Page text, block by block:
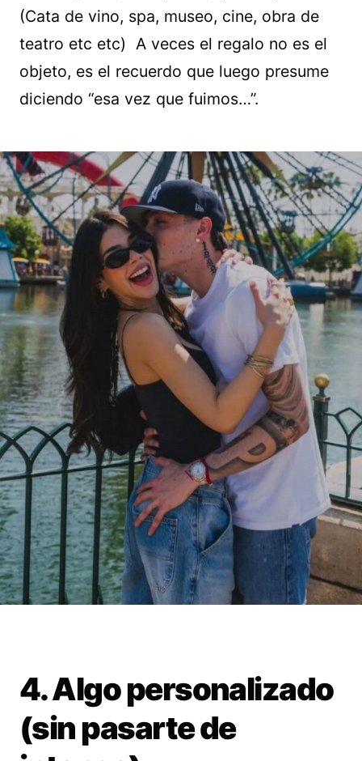
(Cata de vino, spa, museo, cine, obra de
teatro etc etc) A veces el regalo no es el
objeto, es el recuerdo que luego presume
diciendo “esa vez que fuimos…”.
4. Algo personalizado
(sin pasarte de